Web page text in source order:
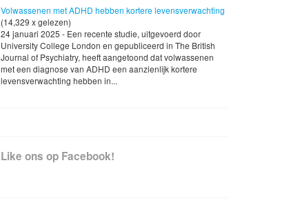
Volwassenen met ADHD hebben kortere levensverwachting
(14,329 x gelezen)
24 januari 2025 - Een recente studie, uitgevoerd door
University College London en gepubliceerd in The British
Journal of Psychiatry, heeft aangetoond dat volwassenen
met een diagnose van ADHD een aanzienlijk kortere
levensverwachting hebben in...
Like ons op Facebook!